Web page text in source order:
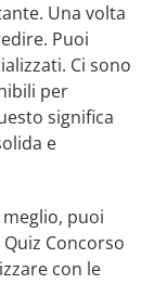
Una volta
Puoi
Ci sono
per
significa
e
puoi
Concorso
con le